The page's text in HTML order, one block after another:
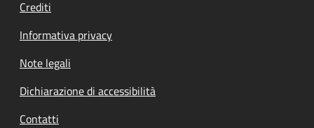
Crediti
Informativa privacy
Note legali
Dichiarazione di accessibilità
Contatti